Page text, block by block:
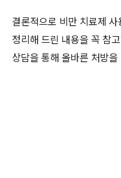
결론적으로 비만 치료제
정리해 드린 내용을 꼭 참
상담을 통해 올바른 처방